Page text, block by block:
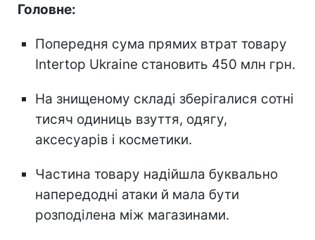
Головне:
Попередня сума прямих втрат товару
Intertop Ukraine становить 450 млн грн.
На знищеному складі зберігалися сотні
тисяч одиниць взуття, одягу,
аксесуарів і косметики.
Частина товару надійшла буквально
напередодні атаки й мала бути
розподілена між магазинами.